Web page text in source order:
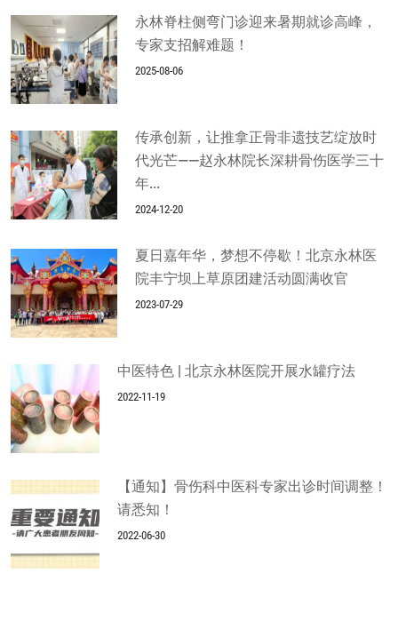
永林脊柱侧弯门诊迎来暑期就诊高峰，
专家支招解难题！
2025-08-06
传承创新，让推拿正骨非遗技艺绽放时
代光芒——赵永林院长深耕骨伤医学三十
年...
2024-12-20
夏日嘉年华，梦想不停歇！北京永林医
院丰宁坝上草原团建活动圆满收官
2023-07-29
中医特色 | 北京永林医院开展水罐疗法
2022-11-19
【通知】骨伤科中医科专家出诊时间调整！
请悉知！
2022-06-30